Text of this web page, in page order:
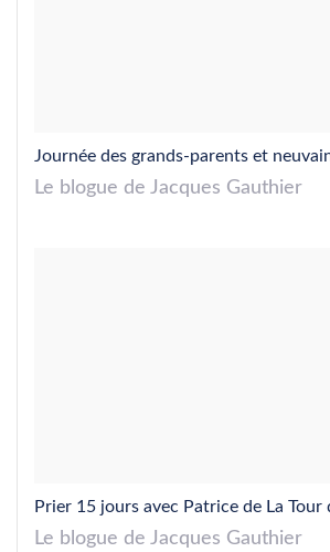
Journée des grands-parents et
Le blogue de Jacques Gauthier
Prier 15 jours avec Patrice de La Tour
Le blogue de Jacques Gauthier